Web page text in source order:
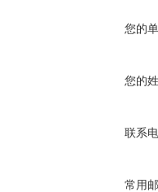
您的
您的
联系
常用